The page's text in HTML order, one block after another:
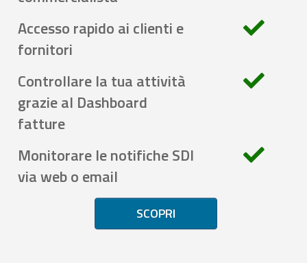
Accesso rapido ai clienti e
fornitori
Controllare la tua attività
grazie al Dashboard
fatture
Monitorare le notifiche SDI
via web o email
SCOPRI